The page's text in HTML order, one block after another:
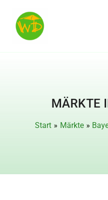
Inhalt
springen
MÄRKTE
Start Märkte